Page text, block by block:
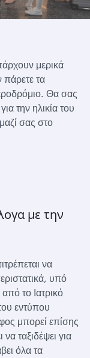
μερικά
πάρετε τα
Θα σας
την ηλικία του
σας στο
με την
να
υπό
το Ιατρικό
εντύπου
μπορεί επίσης
ταξιδέψει για
όλα τα